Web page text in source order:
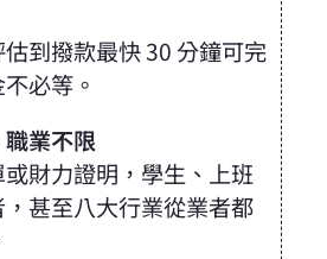
到撥款最快 30 分鐘可完
必等。
業不限
財力證明，學生、上班
甚至八大行業從業者都